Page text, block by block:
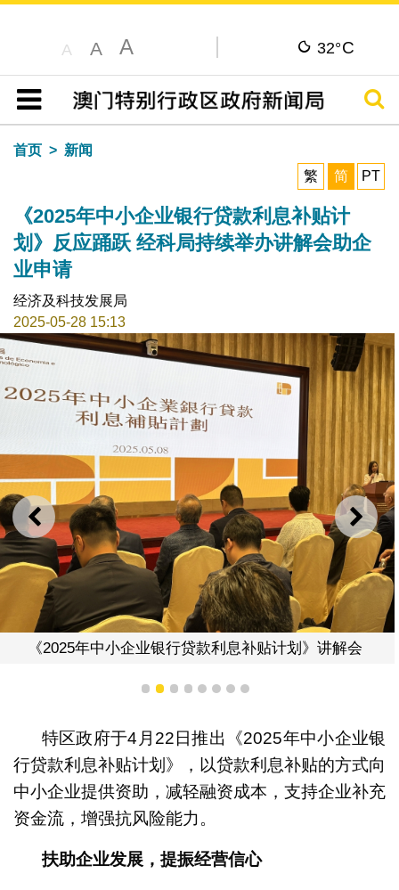
A A A 32°C
目录
搜寻
首页
新闻
繁
简 PT
《2025年中小企业银行贷款利息补贴计
划》反应踊跃 经科局持续举办讲解会助企
业申请
经济及科技发展局
2025-05-28 15:13
上一则 下一
《2025年中小企业银行贷款利息补贴计划》讲解会
1 2 3 4 5 6 7 8
特区政府于4月22日推出《2025年中小企业银
行贷款利息补贴计划》，以贷款利息补贴的方式向
中小企业提供资助，减轻融资成本，支持企业补充
资金流，增强抗风险能力。
扶助企业发展，提振经营信心